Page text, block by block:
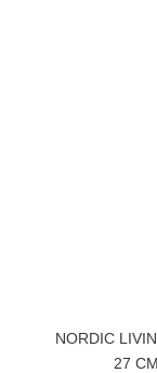
NORDIC
27